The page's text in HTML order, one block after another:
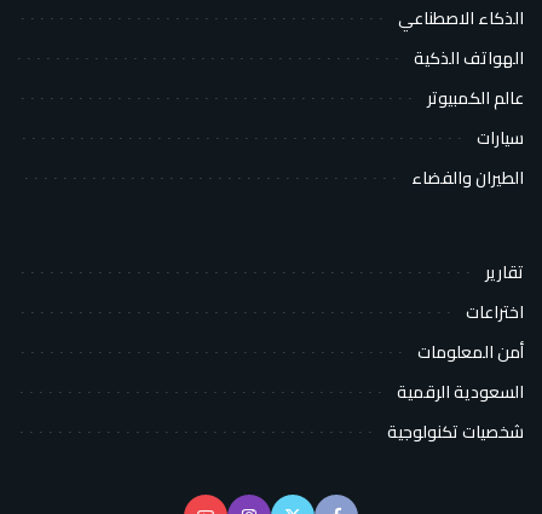
الذكاء الاصطناعي
الهواتف الذكية
عالم الكمبيوتر
سيارات
الطيران والفضاء
تقارير
اختراعات
أمن المعلومات
السعودية الرقمية
شخصيات تكنولوجية